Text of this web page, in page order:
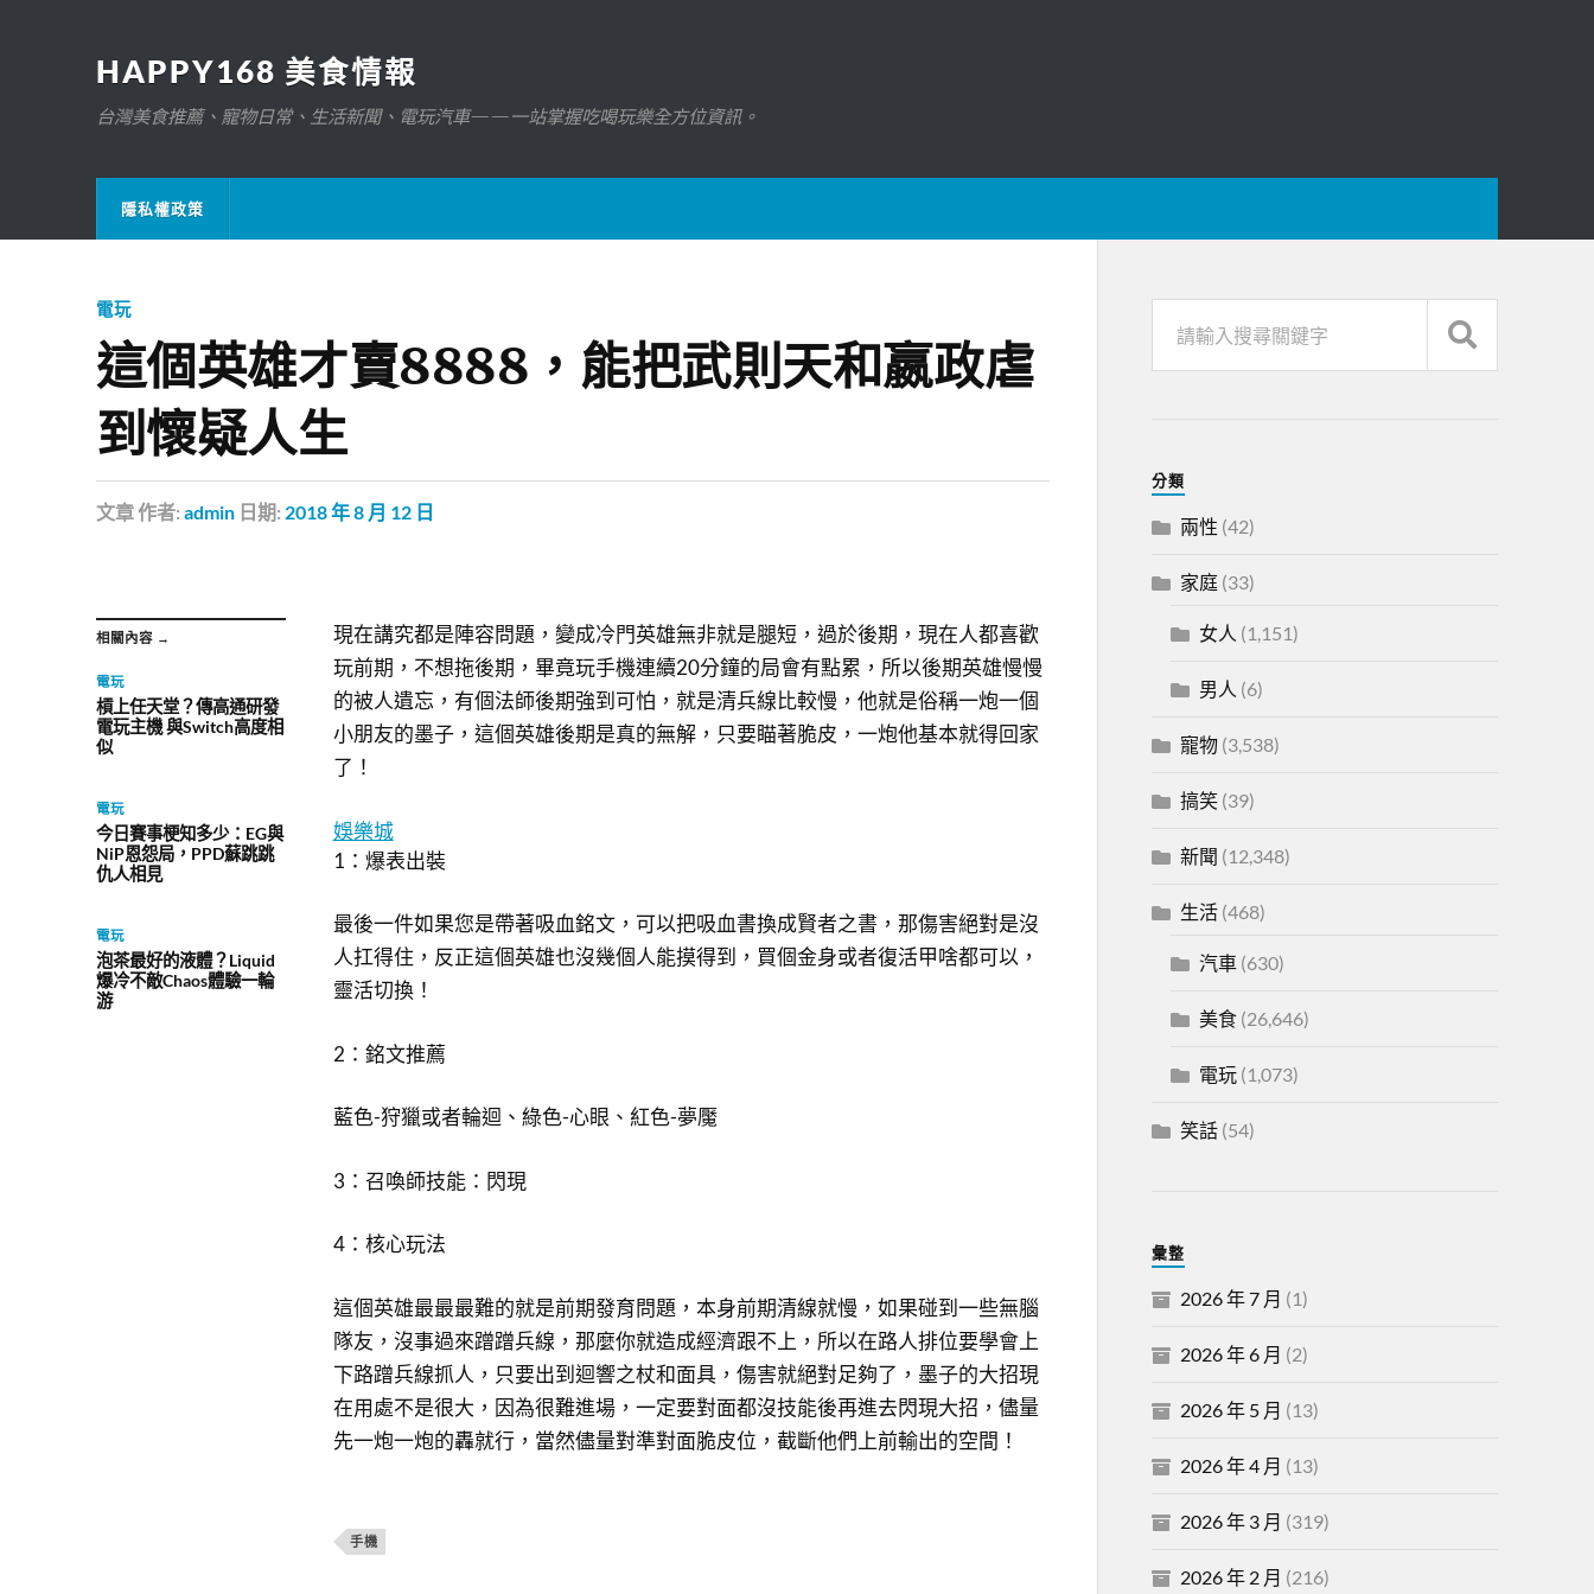
HAPPY168 美食情報
台灣美食推薦、寵物日常、生活新聞、電玩汽車——一站掌握吃喝玩樂全方位資訊。
隱私權政策
電玩
這個英雄才賣8888，能把武則天和嬴政虐
到懷疑人生
文章作者: admin 日期: 2018 年 8 月 12 日
相關內容 →
電玩
槓上任天堂？傳高通研發
電玩主機 與Switch高度相
似
電玩
今日賽事梗知多少：EG與
NiP恩怨局，PPD蘇跳跳
仇人相見
電玩
泡茶最好的液體？Liquid
爆冷不敵Chaos體驗一輪
游
現在講究都是陣容問題，變成冷門英雄無非就是腿短，過於後期，現在人都喜歡
玩前期，不想拖後期，畢竟玩手機連續20分鐘的局會有點累，所以後期英雄慢慢
的被人遺忘，有個法師後期強到可怕，就是清兵線比較慢，他就是俗稱一炮一個
小朋友的墨子，這個英雄後期是真的無解，只要瞄著脆皮，一炮他基本就得回家
了！
娛樂城
1：爆表出裝
最後一件如果您是帶著吸血銘文，可以把吸血書換成賢者之書，那傷害絕對是沒
人扛得住，反正這個英雄也沒幾個人能摸得到，買個金身或者復活甲啥都可以，
靈活切換！
2：銘文推薦
藍色-狩獵或者輪迴、綠色-心眼、紅色-夢魘
3：召喚師技能：閃現
4：核心玩法
這個英雄最最最難的就是前期發育問題，本身前期清線就慢，如果碰到一些無腦
隊友，沒事過來蹭蹭兵線，那麼你就造成經濟跟不上，所以在路人排位要學會上
下路蹭兵線抓人，只要出到迴響之杖和面具，傷害就絕對足夠了，墨子的大招現
在用處不是很大，因為很難進場，一定要對面都沒技能後再進去閃現大招，儘量
先一炮一炮的轟就行，當然儘量對準對面脆皮位，截斷他們上前輸出的空間！
手機
分類
兩性 (42)
家庭(33)
女人 (1,151)
男人 (6)
寵物(3,538)
搞笑(39)
新聞 (12,348)
生活(468)
汽車(630)
美食(26,646)
電玩(1,073)
笑話(54)
彙整
2026 年 7 月 (1)
2026 年 6 月 (2)
2026 年 5 月 (13)
2026 年 4 月 (13)
2026 年 3 月 (319)
2026 年 2 月 (216)